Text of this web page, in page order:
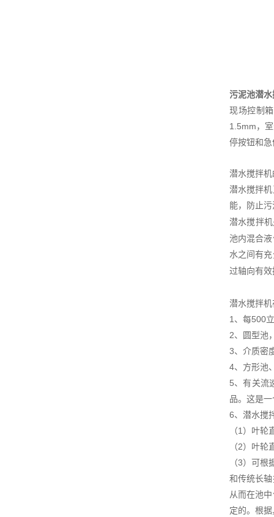
污泥池潜
现场控制
1.5mm，
停按钮和
潜水搅拌
潜水搅拌
能，防止
潜水搅拌
池内混合
水之间有
过轴向有
潜水搅拌
1、每500
2、圆型池
3、介质密
4、方形池
5、有关流
品。这是
6、潜水搅
（1）叶
（2）叶
（3）可
和传统长
从而在池
定的。根